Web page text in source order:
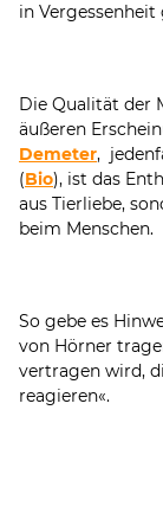
in
Die Qualität der
äußeren
Demeter,
(Bio), ist das
aus Tierliebe,
beim Menschen.
So gebe es
von Hörner
vertragen wird,
reagieren«.